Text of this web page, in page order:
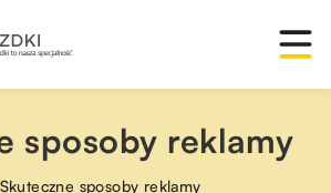
sposoby reklamy
Skuteczne sposoby reklamy